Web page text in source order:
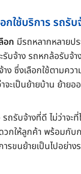
กใช้บริการ รถรั
อก มีรถหลากหลายปร
รับจ้าง รถหกล้อรับจ้
ง ซึ่งเลือกใช้ตามคว
จะเป็นย้ายบ้าน ย้าย
รถรับจ้างที่ดี ไม่ว่าจะ
วกให้ลูกค้า พร้อมกับ
รขนย้ายเป็นไปอย่า